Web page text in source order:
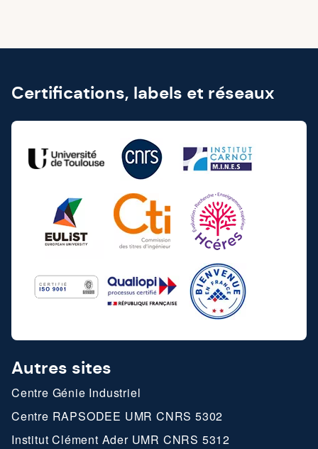
Certifications, labels et réseaux
Autres sites
Centre Génie Industriel
Centre RAPSODEE UMR CNRS 5302
Institut Clément Ader UMR CNRS 5312